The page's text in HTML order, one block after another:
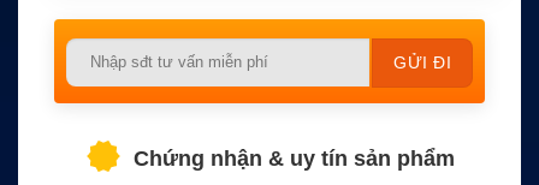
Please
empty.
Chứng nhận & uy tín sản phẩm